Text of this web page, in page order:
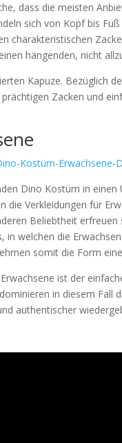
dass die meisten
sich von Kopf bis
charakteristischen
hängenden, nicht
Kapuze. Bezüglich
Zacken und
Dino Kostüm in
die Verkleidungen für
Beliebtheit
in welchen die
somit die Form
ist der
in diesem Fall
authentischer